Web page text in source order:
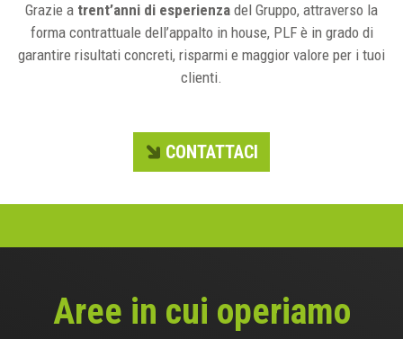
Grazie a trent’anni di esperienza del Gruppo, attraverso la
forma contrattuale dell’appalto in house, PLF è in grado di
garantire risultati concreti, risparmi e maggior valore per i tuoi
clienti.
CONTATTACI
Aree in cui operiamo